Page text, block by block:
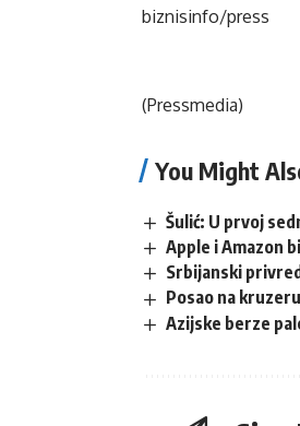
biznisinfo/press
(Pressmedia)
You Might
Šulić: U prvoj
Apple i Amazon
Srbijanski
Posao na
Azijske berze